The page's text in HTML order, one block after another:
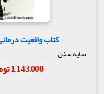
کتاب واقعیت
سایه سخن
1,143,000 تومان